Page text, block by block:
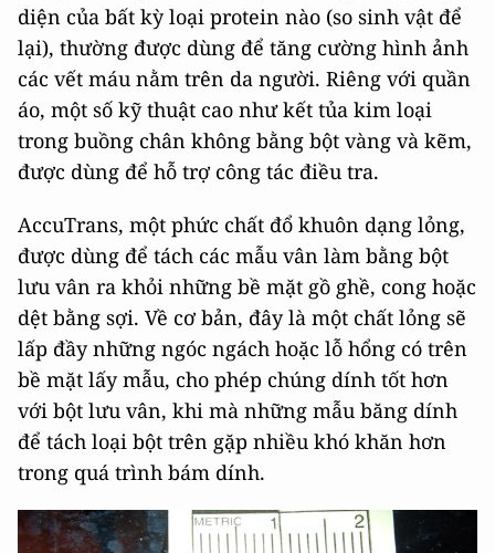
diện của bất kỳ loại protein nào (so sinh vật để
lại), thường được dùng để tăng cường hình ảnh
các vết máu nằm trên da người. Riêng với quần
áo, một số kỹ thuật cao như kết tủa kim loại
trong buồng chân không bằng bột vàng và kẽm,
được dùng để hỗ trợ công tác điều tra.
AccuTrans, một phức chất đổ khuôn dạng lỏng,
được dùng để tách các mẫu vân làm bằng bột
lưu vân ra khỏi những bề mặt gồ ghề, cong hoặc
dệt bằng sợi. Về cơ bản, đây là một chất lỏng sẽ
lấp đầy những ngóc ngách hoặc lỗ hổng có trên
bề mặt lấy mẫu, cho phép chúng dính tốt hơn
với bột lưu vân, khi mà những mẫu băng dính
để tách loại bột trên gặp nhiều khó khăn hơn
trong quá trình bám dính.